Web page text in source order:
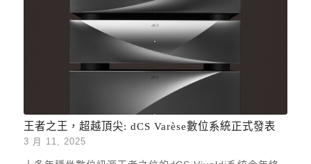
王者之王，超越頂尖: dCS Varèse數位系統正式發表
3 月 11, 2025